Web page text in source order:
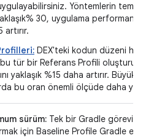
Yöntemlerin
30, uygulama
artırır.
DEX'teki kodun düzeni
tür bir Referans Profili
yaklaşık %15 daha artırır. Büyük
bu oran önemli ölçüde daha
sürüm: Tek bir Gradle
için Baseline Profile Gradle